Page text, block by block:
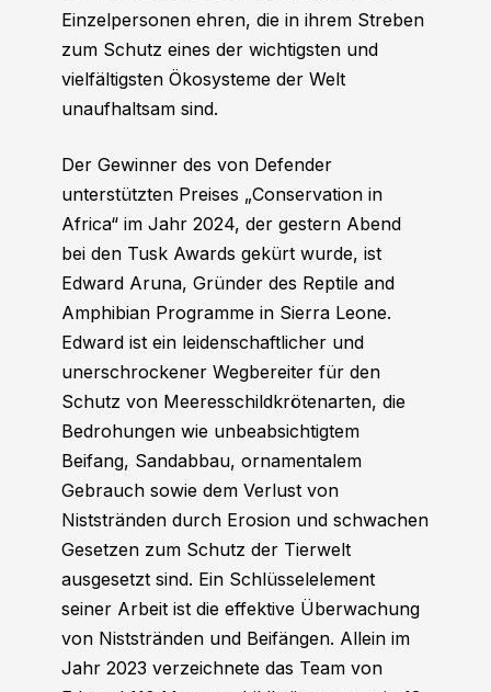
Einzelpersonen ehren, die in ihrem Streben
zum Schutz eines der wichtigsten und
vielfältigsten Ökosysteme der Welt
unaufhaltsam sind.
Der Gewinner des von Defender
unterstützten Preises „Conservation in
Africa“ im Jahr 2024, der gestern Abend
bei den Tusk Awards gekürt wurde, ist
Edward Aruna, Gründer des Reptile and
Amphibian Programme in Sierra Leone.
Edward ist ein leidenschaftlicher und
unerschrockener Wegbereiter für den
Schutz von Meeresschildkrötenarten, die
Bedrohungen wie unbeabsichtigtem
Beifang, Sandabbau, ornamentalem
Gebrauch sowie dem Verlust von
Niststränden durch Erosion und schwachen
Gesetzen zum Schutz der Tierwelt
ausgesetzt sind. Ein Schlüsselelement
seiner Arbeit ist die effektive Überwachung
von Niststränden und Beifängen. Allein im
Jahr 2023 verzeichnete das Team von